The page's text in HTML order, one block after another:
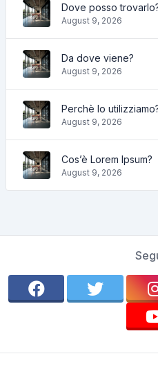
Dove posso
August 9, 2026
Da dove viene?
August 9, 2026
Perchè lo
August 9, 2026
Cos’è Lorem Ipsum?
August 9, 2026